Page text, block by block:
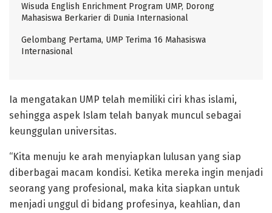
Wisuda English Enrichment Program UMP, Dorong
Mahasiswa Berkarier di Dunia Internasional
Gelombang Pertama, UMP Terima 16 Mahasiswa
Internasional
Ia mengatakan UMP telah memiliki ciri khas islami,
sehingga aspek Islam telah banyak muncul sebagai
keunggulan universitas.
“Kita menuju ke arah menyiapkan lulusan yang siap
diberbagai macam kondisi. Ketika mereka ingin menjadi
seorang yang profesional, maka kita siapkan untuk
menjadi unggul di bidang profesinya, keahlian, dan